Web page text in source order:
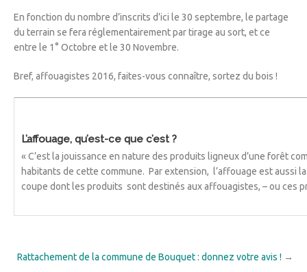
En fonction du nombre d’inscrits d’ici le 30 septembre, le partage
du terrain se fera réglementairement par tirage au sort, et ce
entre le 1° Octobre et le 30 Novembre.
Bref, affouagistes 2016, faites-vous connaître, sortez du bois !
L’affouage, qu’est-ce que c’est ?
« C’est la jouissance en nature des produits ligneux d’une forêt
habitants de cette commune. Par extension, l’affouage est aussi
coupe dont les produits sont destinés aux affouagistes, – ou ces
Rattachement de la commune de Bouquet : donnez votre avis ! →